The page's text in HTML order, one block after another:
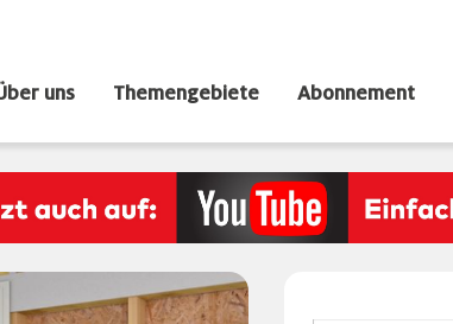
uns Themengebiete Abonnement